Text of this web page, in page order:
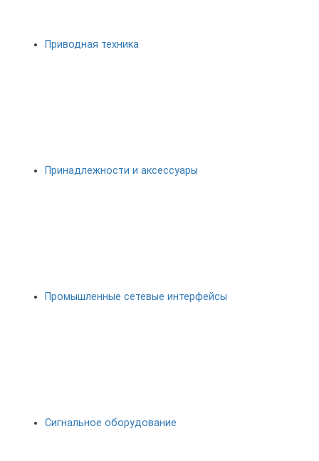
Приводная техника
Принадлежности и аксессуары
Промышленные сетевые интерфейсы
Сигнальное оборудование